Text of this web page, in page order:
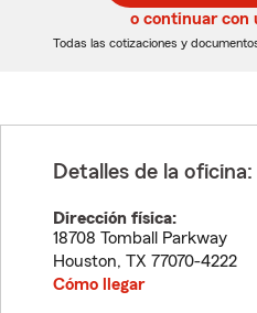
5
dígitos
5
dígitos
o continuar con
Todas las cotizaciones y
Detalles de la oficina:
Dirección física:
18708 Tomball Parkway
Houston, TX 77070-4222
Cómo llegar